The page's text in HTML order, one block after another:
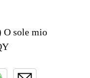
O sole mio